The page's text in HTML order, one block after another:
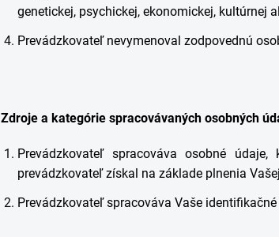
genetickej, psychickej, ekonomickej, kultúrnej
Prevádzkovateľ nevymenoval zodpovednú
Zdroje a kategórie spracovávaných osobných
Prevádzkovateľ spracováva osobné
prevádzkovateľ získal na základe plnenia
Prevádzkovateľ spracováva Vaše